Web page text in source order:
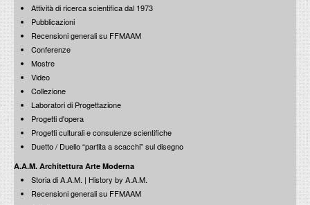
Passeggiate Romane | Museo - MAXXI
Visita al MAXXI con Pio Baldi e Francesco Moschini
22 febbraio 2014
Viaggio tra i principi | Gian Lorenzo Bernini
Il canone di Gian Lorenzo Bernini
29 gennaio 2014
New Caravaggio
Riflessi e riflessioni
17 aprile 2013
11 aprile 2013
La città di Roma nel disegno di riordinamento politico e
amministrativo di Giustiniano
15 dicembre 2011
Francesco Moschini: Conversazione con Mario Botta
Lectio Magistralis: architettura e città
12 dicembre 2011
Attività di ricerca scientifica dal 1973
Pubblicazioni
Recensioni generali su FFMAAM
Conferenze
Mostre
Video
Collezione
Laboratori di Progettazione
Progetti d'opera
Progetti culturali e consulenze scientifiche
Duetto / Duello “partita a scacchi” sul disegno
A.A.M. Architettura Arte Moderna
Storia di A.A.M. | History by A.A.M.
Recensioni generali su FFMAAM